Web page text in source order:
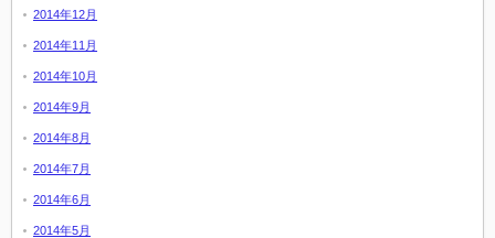
2014年12月
2014年11月
2014年10月
2014年9月
2014年8月
2014年7月
2014年6月
2014年5月